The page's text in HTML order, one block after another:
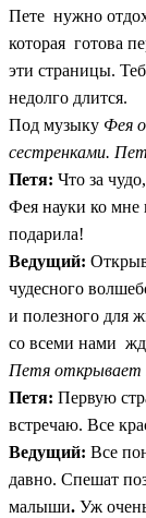
Пете нужно
которая готова
эти страницы.
недолго длится.
Под музыку Фея
сестренками.
Петя: Что за
Фея науки ко
подарила!
Ведущий:
чудесного
и полезного для
со всеми нами
Петя открывает
Петя: Первую
встречаю. Все
Ведущий: Все
давно. Спешат
малыши. Уж